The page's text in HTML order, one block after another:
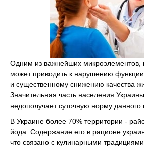
Одним из важнейших микроэлементов,
может приводить к нарушению
и существенному снижению качества
Значительная часть населения
недополучает суточную норму данного
В Украине более 70% территории -
йода. Содержание его в рационе
что связано с кулинарными